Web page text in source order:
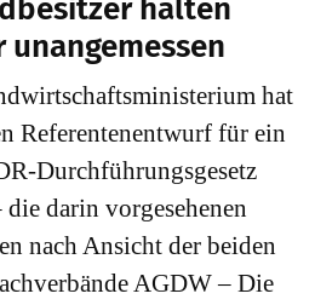
halten
hat
Referentenentwurf für ein
Durchführungsgesetz
darin vorgesehenen
nach Ansicht der beiden
AGDW – Die